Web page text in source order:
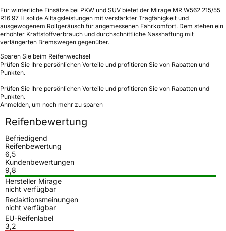
Für winterliche Einsätze bei PKW und SUV bietet der Mirage MR W562 215/55
R16 97 H solide Alltagsleistungen mit verstärkter Tragfähigkeit und
ausgewogenem Rollgeräusch für angemessenen Fahrkomfort. Dem stehen ein
erhöhter Kraftstoffverbrauch und durchschnittliche Nasshaftung mit
verlängerten Bremswegen gegenüber.
Sparen Sie beim Reifenwechsel
Prüfen Sie Ihre persönlichen Vorteile und profitieren Sie von Rabatten und
Punkten.
Prüfen Sie Ihre persönlichen Vorteile und profitieren Sie von Rabatten und
Punkten.
Anmelden, um noch mehr zu sparen
Reifenbewertung
Befriedigend
Reifenbewertung
6,5
Kundenbewertungen
9,8
Hersteller Mirage
nicht verfügbar
Redaktionsmeinungen
nicht verfügbar
EU-Reifenlabel
3,2